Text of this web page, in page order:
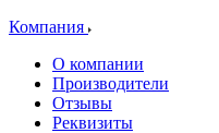
Компания
О компании
Производители
Отзывы
Реквизиты